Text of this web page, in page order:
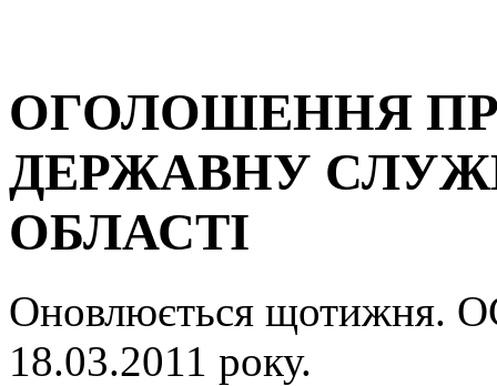
ОГОЛОШЕННЯ
ДЕРЖАВНУ
ОБЛАСТІ
Оновлюється
18.03.2011 року.